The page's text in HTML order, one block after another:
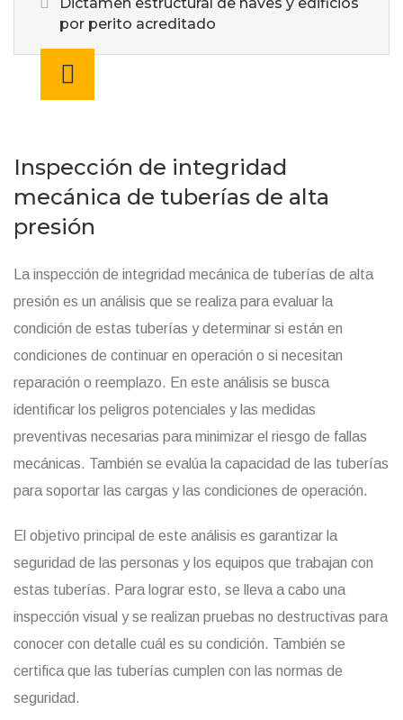
por perito acreditado
Inspección de integridad
mecánica de tuberías de alta
presión
La inspección de integridad mecánica de tuberías de alta
presión es un análisis que se realiza para evaluar la
condición de estas tuberías y determinar si están en
condiciones de continuar en operación o si necesitan
reparación o reemplazo. En este análisis se busca
identificar los peligros potenciales y las medidas
preventivas necesarias para minimizar el riesgo de fallas
mecánicas. También se evalúa la capacidad de las tuberías
para soportar las cargas y las condiciones de operación.
El objetivo principal de este análisis es garantizar la
seguridad de las personas y los equipos que trabajan con
estas tuberías. Para lograr esto, se lleva a cabo una
inspección visual y se realizan pruebas no destructivas para
conocer con detalle cuál es su condición. También se
certifica que las tuberías cumplen con las normas de
seguridad.